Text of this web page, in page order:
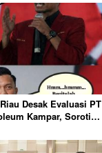
Desak Evaluasi PT
Kampar, Soroti